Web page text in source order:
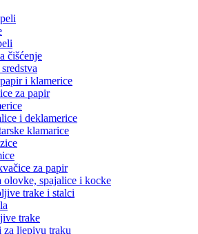
čišćenje
i klamerice
za papir
i deklamerice
klamarice
za papir
olovke, spajalice i kocke
trake i stalci
trake
za ljepivu traku